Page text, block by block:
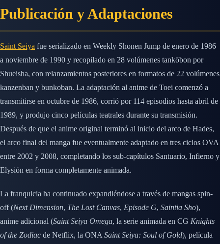
Publicación y Adaptaciones
Saint Seiya fue serializado en Weekly Shonen Jump de enero de 1986
a noviembre de 1990 y recopilado en 28 volúmenes tankōbon por
Shueisha, con relanzamientos posteriores en formatos de 22 volúmenes
kanzenban y bunkoban. La adaptación al anime de Toei comenzó a
transmitirse en octubre de 1986, corrió por 114 episodios hasta abril de
1989, y produjo cinco películas teatrales durante su transmisión.
Después de que el anime original terminó al inicio del arco de Hades,
el arco final del manga fue eventualmente adaptado en tres ciclos OVA
entre 2002 y 2008, completando los sub-capítulos Santuario, Infierno y
Elysión en forma completamente animada.
La franquicia ha continuado expandiéndose a través de mangas spin-
off (Next Dimension, The Lost Canvas, Episode G, Saintia Sho),
anime adicional (Saint Seiya Omega, la serie animada en CG Knights
of the Zodiac de Netflix, la ONA Saint Seiya: Soul of Gold), película